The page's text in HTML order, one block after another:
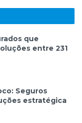
que
entre 231
Seguros
estratégica